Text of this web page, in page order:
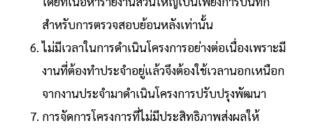
สำหรับการตรวจสอบย้อนหลังเท่านั้น
ไม่มีเวลาในการดำเนินโครงการอย่างต่อเนื่องเพราะมี
งานที่ต้องทำประจำอยู่แล้วจึงต้องใช้เวลานอกเหนือก
จากงานประจำมาดำเนินโครงการปรับปรุงพัฒนา
การจัดการโครงการที่ไม่มีประสิทธิภาพส่งผลให้